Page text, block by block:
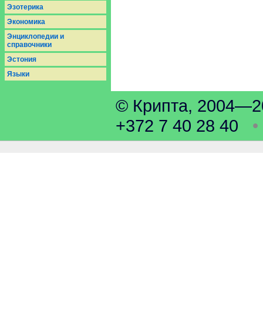
Эзотерика
Экономика
Энциклопедии и
справочники
Эстония
Языки
© Крипта,
+372 7 40 28 40 •